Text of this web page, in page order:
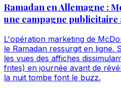
Ramadan en Allemagne :
une campagne publicitaire
L'opération marketing de
le Ramadan ressurgit en ligne.
les vues des affiches
frites) en journée avant de
la nuit tombe font le buzz.